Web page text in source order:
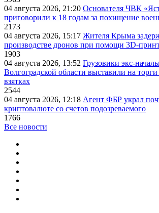
04 августа 2026, 21:20 Основателя ЧВК
приговорили к 18 годам за похищение
2173
04 августа 2026, 15:17 Жителя Крыма
производстве дронов при помощи
1903
04 августа 2026, 13:52 Грузовики экс-
Волгоградской области выставили на торги
взятках
2544
04 августа 2026, 12:18 Агент ФБР украл
криптовалюте со счетов подозреваемого
1766
Все новости